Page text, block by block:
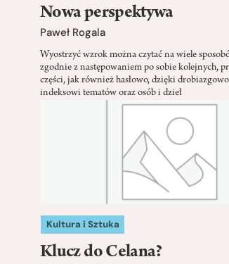
Nowa perspektywa
Paweł Rogala
Wyostrzyć wzrok można czytać na wiele
zgodnie z następowaniem po sobie kolejnych,
części, jak również hasłowo, dzięki
indeksowi tematów oraz osób i dzieł
Kultura i Sztuka
Klucz do Celana?